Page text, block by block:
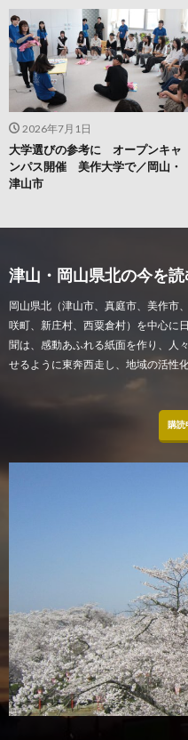
2026年7月1日
大学選びの参考に オープンキャ
ンパス開催 美作大学で／岡山・
津山市
津山・岡山県北の今を読
岡山県北（津山市、真庭市、美作市
咲町、新庄村、西粟倉村）を中心に
聞は、感動あふれる紙面を作り、人
せるように東奔西走し、地域の活性
購読